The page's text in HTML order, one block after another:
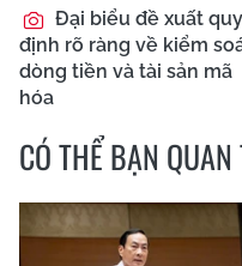
Đại biểu đề xuất quy
định rõ ràng về kiểm
dòng tiền và tài sản mã
hóa
CÓ THỂ BẠN